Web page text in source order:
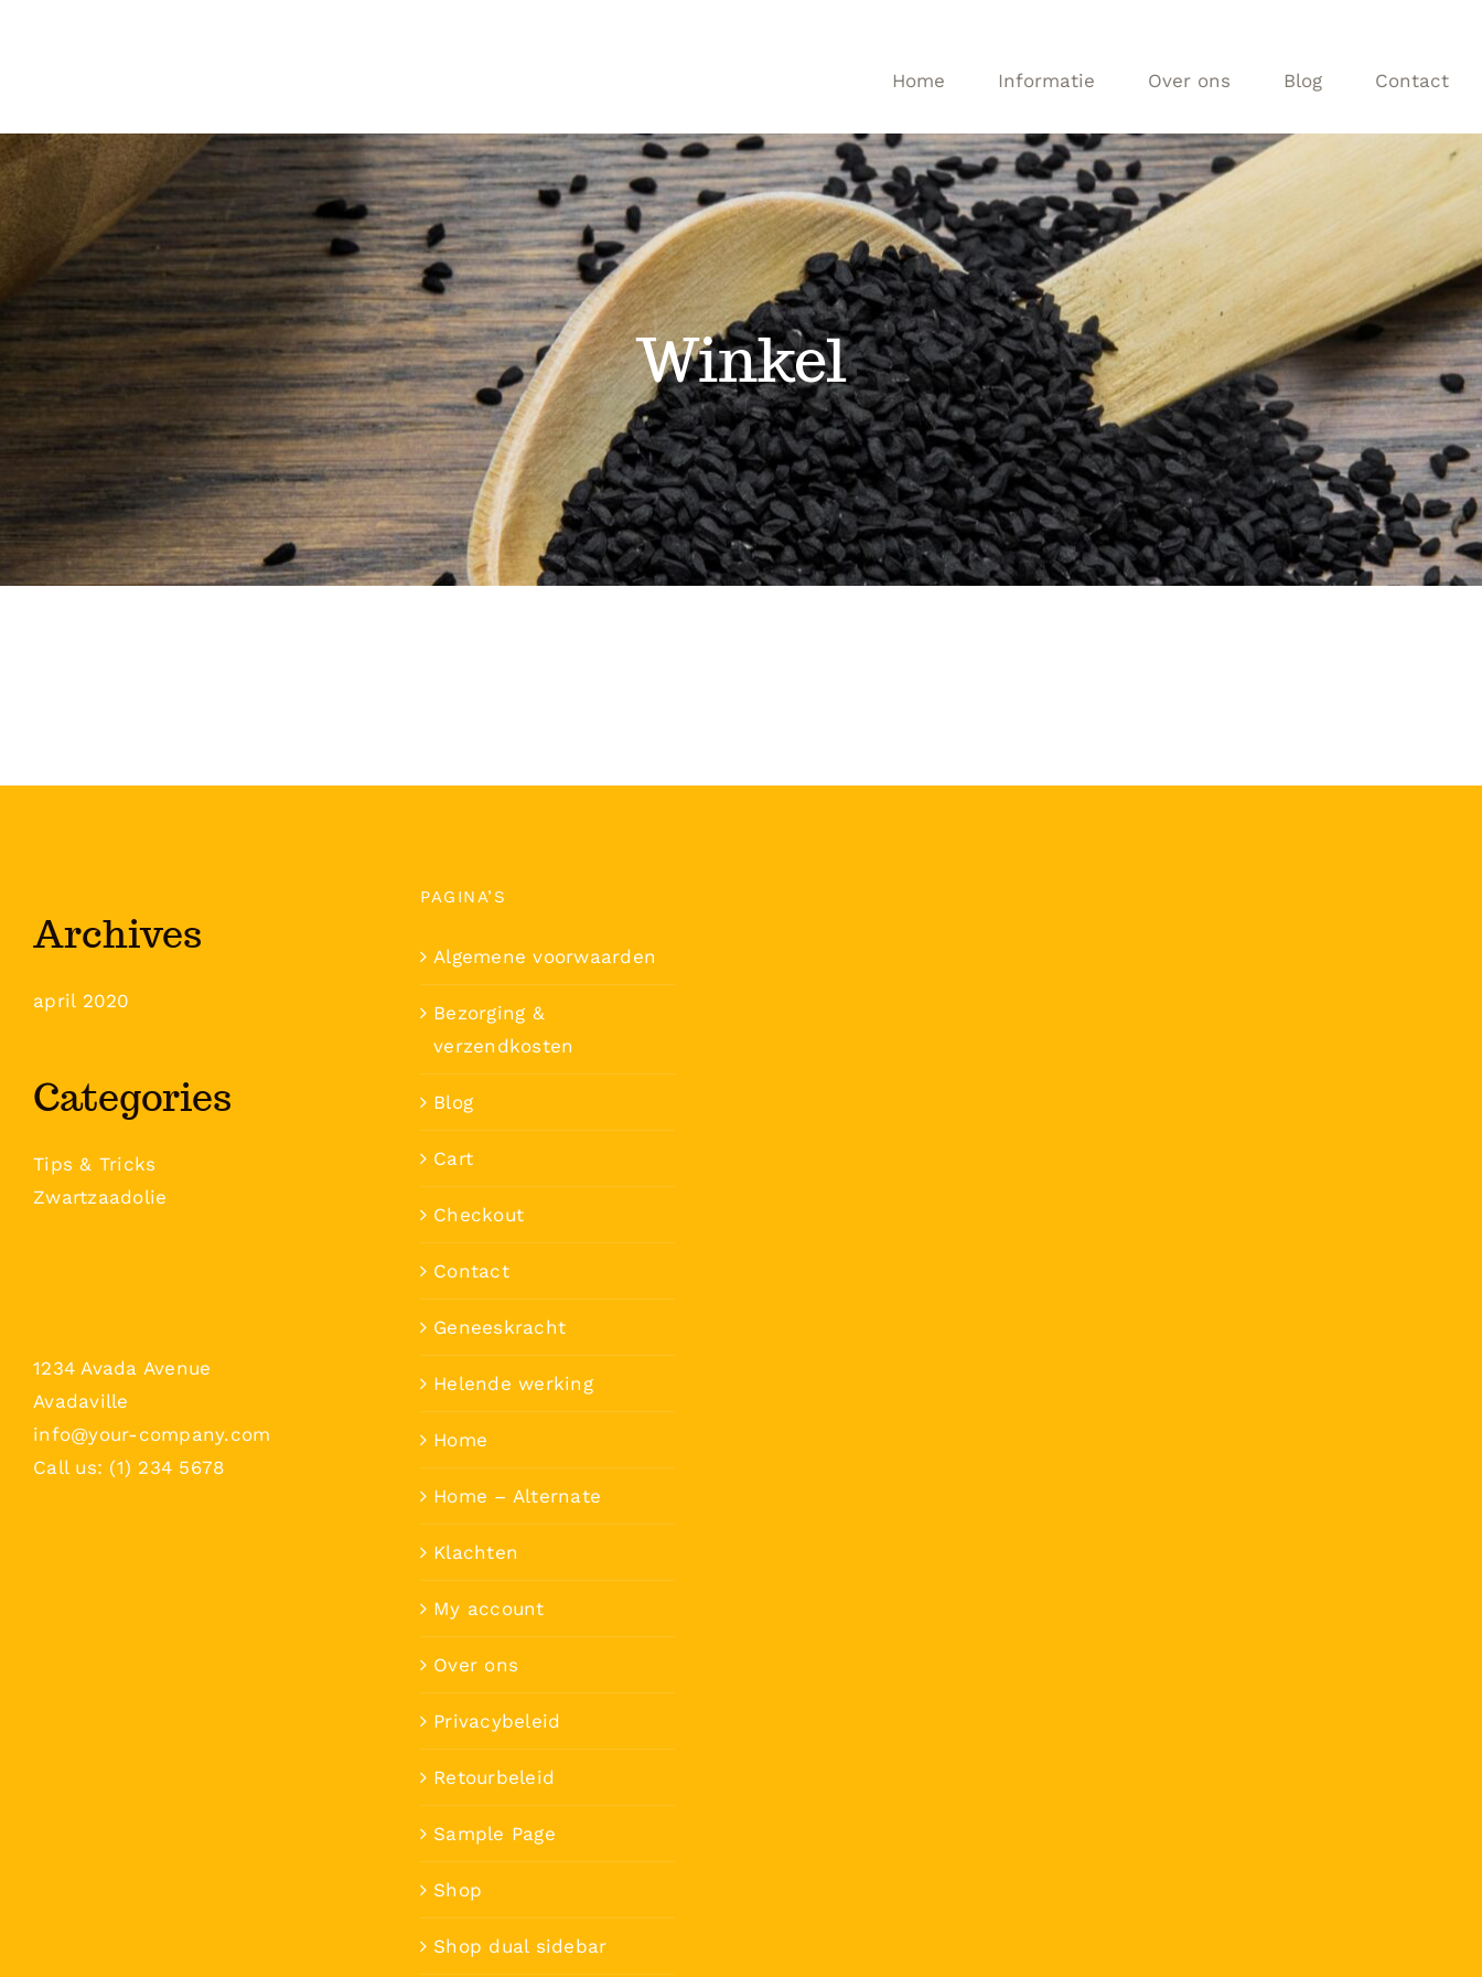
Home Informatie Over ons Blog Contact
Winkel
Archives
april 2020
Categories
Tips & Tricks
Zwartzaadolie
1234 Avada Avenue
Avadaville
info@your-company.com
Call us: (1) 234 5678
PAGINA’S
Algemene voorwaarden
Bezorging &
verzendkosten
Blog
Cart
Checkout
Contact
Geneeskracht
Helende werking
Home
Home – Alternate
Klachten
My account
Over ons
Privacybeleid
Retourbeleid
Sample Page
Shop
Shop dual sidebar